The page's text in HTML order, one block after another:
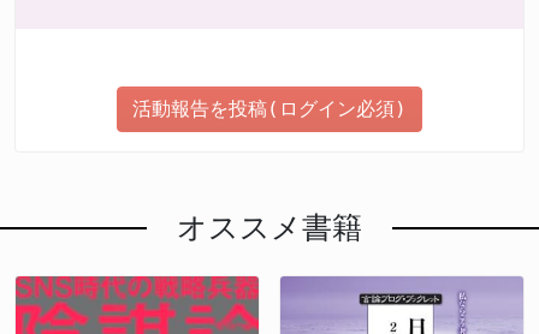
活動報告を投稿(ログイン必須)
オススメ書籍